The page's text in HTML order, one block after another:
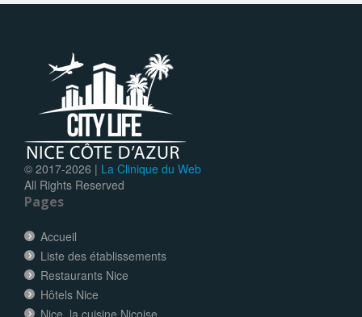
© 2017-2026 | La Clinique du Web
All Rights Reserved
Pages
Accueil
Liste des établissements
Restaurants Nice
Hôtels Nice
Nice, la cuisine Niçoise